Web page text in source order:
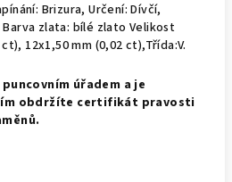
Brizura, Určení: Dívčí,
Barva zlata: bílé zlato Velikost
12x1,50 mm (0,02 ct),Třída:V.
úřadem a je
obdržíte certifikát pravosti